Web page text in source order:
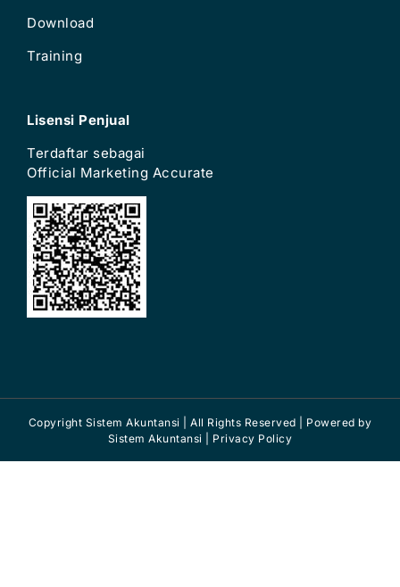
Download
Training
Lisensi Penjual
Terdaftar sebagai
Official Marketing Accurate
Copyright Sistem Akuntansi | All Rights Reserved | Powered by
Sistem Akuntansi
| Privacy Policy